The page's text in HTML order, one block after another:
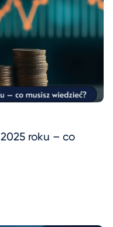
roku – co